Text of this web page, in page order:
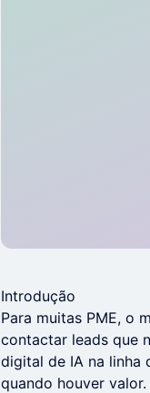
Introdução
Para muitas PME, o
contactar leads que
digital de IA na linha
quando houver